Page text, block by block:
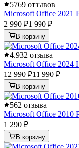
5769 отзывов
Microsoft Office 2021
2 990 ₽1 990 ₽
В корзину
4.932 отзыва
Microsoft Office 2024
12 990 ₽11 990 ₽
В корзину
562 отзыва
Microsoft Office 2010
1 290 ₽
В корзину